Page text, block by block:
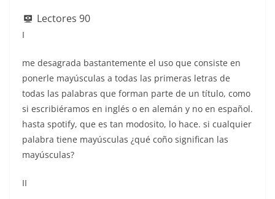
e
o
k
s
p
p
Lectores 90
I
me desagrada bastantemente el uso que consiste en
ponerle mayúsculas a todas las primeras letras de
todas las palabras que forman parte de un título, como
si escribiéramos en inglés o en alemán y no en español.
hasta spotify, que es tan modosito, lo hace. si cualquier
palabra tiene mayúsculas ¿qué coño significan las
mayúsculas?
II